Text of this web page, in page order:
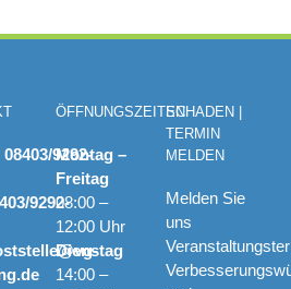
08403/9292-
9292-
ÖFFNUNGSZEITEN
Montag –
Freitag
08:00 –
12:00 Uhr
Dienstag
14:00 –
SCHADEN |
TERMIN
MELDEN
Melden Sie
uns